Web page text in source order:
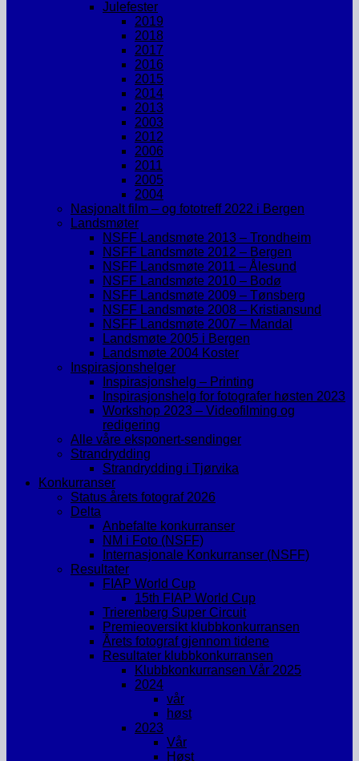
Julefester
2019
2018
2017
2016
2015
2014
2013
2003
2012
2006
2011
2005
2004
Nasjonalt film – og fototreff 2022 i Bergen
Landsmøter
NSFF Landsmøte 2013 – Trondheim
NSFF Landsmøte 2012 – Bergen
NSFF Landsmøte 2011 – Ålesund
NSFF Landsmøte 2010 – Bodø
NSFF Landsmøte 2009 – Tønsberg
NSFF Landsmøte 2008 – Kristiansund
NSFF Landsmøte 2007 – Mandal
Landsmøte 2005 i Bergen
Landsmøte 2004 Koster
Inspirasjonshelger
Inspirasjonshelg – Printing
Inspirasjonshelg for fotografer høsten 2023
Workshop 2023 – Videofilming og
redigering
Alle våre eksponert-sendinger
Strandrydding
Strandrydding i Tjørvika
Konkurranser
Status årets fotograf 2026
Delta
Anbefalte konkurranser
NM i Foto (NSFF)
Internasjonale Konkurranser (NSFF)
Resultater
FIAP World Cup
15th FIAP World Cup
Trierenberg Super Circuit
Premieoversikt klubbkonkurransen
Årets fotograf gjennom tidene
Resultater klubbkonkurransen
Klubbkonkurransen Vår 2025
2024
vår
høst
2023
Vår
Høst